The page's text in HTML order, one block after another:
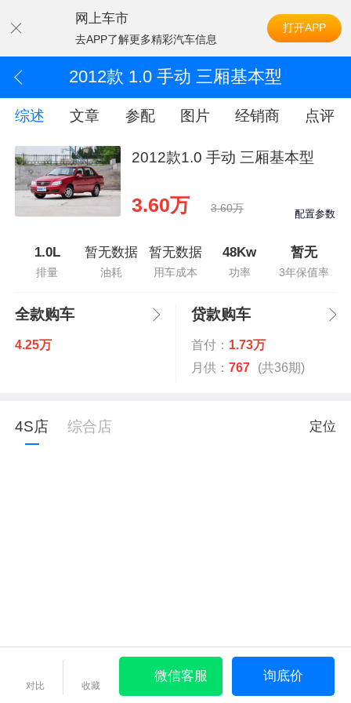
网上车市
去APP了解更多精彩汽车信息
打开APP
2012款 1.0 手动 三厢基本型
综述 文章 参配 图片 经销商 点评
2012款1.0 手动 三厢基本型
3.60万 3.60万 配置参数
1.0L
排量
暂无数据
油耗
暂无数据
用车成本
48Kw
功率
暂无
3年保值率
全款购车
4.25万
贷款购车
首付： 1.73万
月供： 767 (共36期)
4S店 综合店 定位
对比 收藏
微信客服 询底价